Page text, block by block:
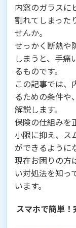
内窓のガラスに
割れてしまった
せんか。
せっかく断熱や
しまうと、手痛
るものです。
この記事では、
るための条件や
解説します。
保険の仕組みを
小限に抑え、ス
ができるように
現在お困りの方
い対処法を知っ
います。
スマホで簡単